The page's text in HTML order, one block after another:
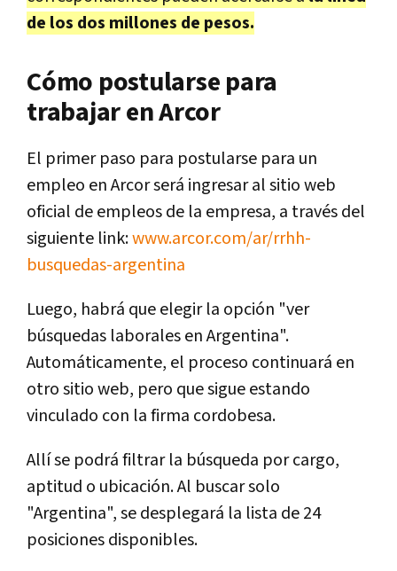
de los dos millones de pesos.
Cómo postularse para
trabajar en Arcor
El primer paso para postularse para un
empleo en Arcor será ingresar al sitio web
oficial de empleos de la empresa, a través del
siguiente link:www.arcor.com/ar/rrhh-
busquedas-argentina
Luego, habrá que elegir la opción "ver
búsquedas laborales en Argentina".
Automáticamente, el proceso continuará en
otro sitio web, pero que sigue estando
vinculado con la firma cordobesa.
Allí se podrá filtrar la búsqueda por cargo,
aptitud o ubicación. Al buscar solo
"Argentina", se desplegará la lista de 24
posiciones disponibles.